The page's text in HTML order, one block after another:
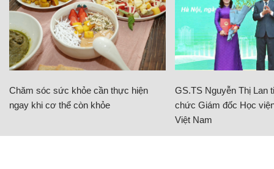
Chăm sóc sức khỏe cần thực hiện
ngay khi cơ thể còn khỏe
GS.TS Nguyễn Thị Lan
chức Giám đốc Học
Việt Nam